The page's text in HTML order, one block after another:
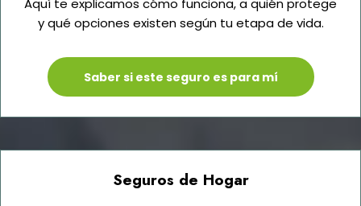
Aquí te explicamos cómo funciona, a quién protege
y qué opciones existen según tu etapa de vida.
Saber si este seguro es para mí
Seguros de Hogar